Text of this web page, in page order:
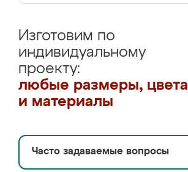
Изготовим по
индивидуальному
проекту:
любые размеры, цвета
и материалы
Часто задаваемые вопросы